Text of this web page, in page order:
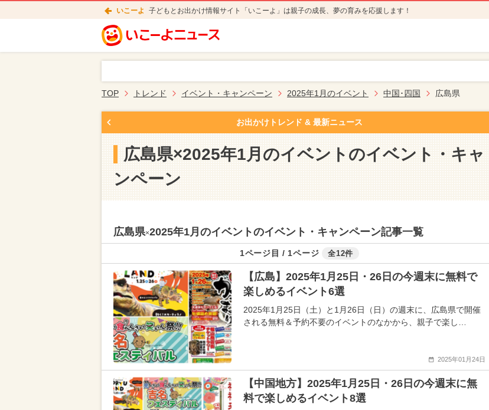
いこーよ 子どもとお出かけ情報サイト「いこーよ」は親子の成長、夢の育みを応援します！
TOP トレンド イベント・キャンペーン 2025年1月のイベント 中国･四国 広島県
お出かけトレンド & 最新ニュース
広島県×2025年1月のイベントのイベント・キャ
ンペーン
広島県×2025年1月のイベントのイベント・キャンペーン記事一覧
1ページ目 / 1ページ 全12件
【広島】2025年1月25日・26日の今週末に無料で
楽しめるイベント6選
2025年1月25日（土）と1月26日（日）の週末に、広島県で開催
される無料＆予約不要のイベントのなかから、親子で楽し…
2025年01月24日
【中国地方】2025年1月25日・26日の今週末に無
料で楽しめるイベント8選